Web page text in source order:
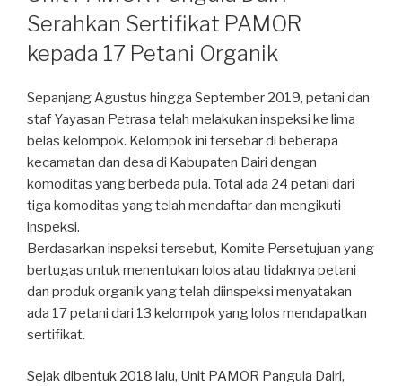
Serahkan Sertifikat PAMOR
kepada 17 Petani Organik
Sepanjang Agustus hingga September 2019, petani dan
staf Yayasan Petrasa telah melakukan inspeksi ke lima
belas kelompok. Kelompok ini tersebar di beberapa
kecamatan dan desa di Kabupaten Dairi dengan
komoditas yang berbeda pula. Total ada 24 petani dari
tiga komoditas yang telah mendaftar dan mengikuti
inspeksi.
Berdasarkan inspeksi tersebut, Komite Persetujuan yang
bertugas untuk menentukan lolos atau tidaknya petani
dan produk organik yang telah diinspeksi menyatakan
ada 17 petani dari 13 kelompok yang lolos mendapatkan
sertifikat.
Sejak dibentuk 2018 lalu, Unit PAMOR Pangula Dairi,